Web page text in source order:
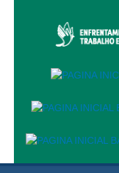
Calendário Geral
Calendário de
Calendário de
Calendário da